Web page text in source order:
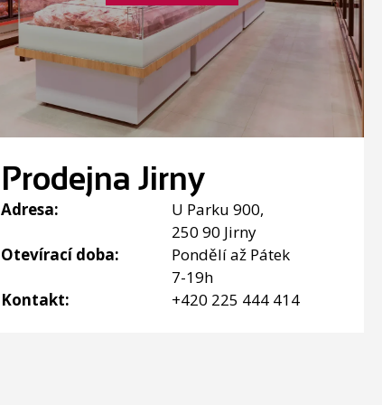
Prodejna Jirny
Adresa:
U Parku 900,
250 90 Jirny
Otevírací doba:
Pondělí až Pátek
7-19h
Kontakt:
+420 225 444 414